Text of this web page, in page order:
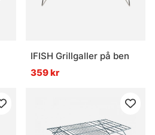
IFISH Grillgaller på ben
359 kr